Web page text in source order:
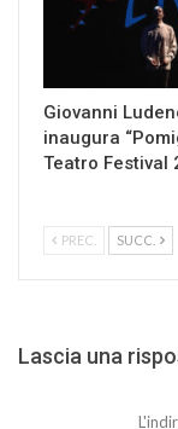
Giovanni
inaugura
Teatro Festival
PREC. SUCC.
Lascia una